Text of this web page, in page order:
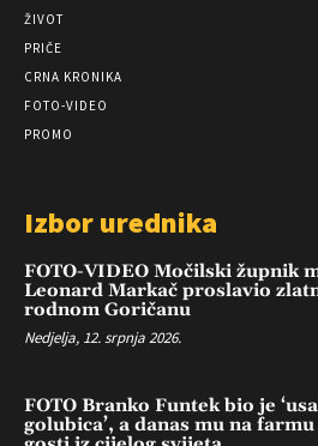
ŽIVOT
PRIČE
CRNA KRONIKA
FOTO-VIDEO
PROMO
Izbor urednika
FOTO-VIDEO Močilski župnik
Leonard Markač proslavio
rodnom Goričanu
Nedjelja, 12. srpnja 2026.
FOTO Branko Funtek bio je
golubica’, a danas mu na